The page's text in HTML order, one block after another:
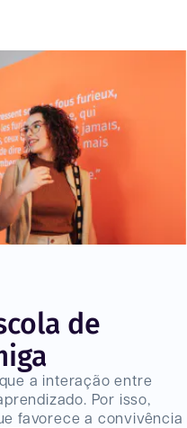
de
a interação entre
Por isso,
favorece a convivência